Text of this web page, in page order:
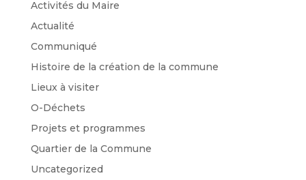
Activités du Maire
Actualité
Communiqué
Histoire de la création de la commune
Lieux à visiter
O-Déchets
Projets et programmes
Quartier de la Commune
Uncategorized